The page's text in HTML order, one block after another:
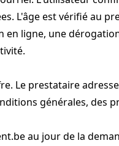
L'âge est vérifié au
ligne, une
Le prestataire
générales, des
au jour de la